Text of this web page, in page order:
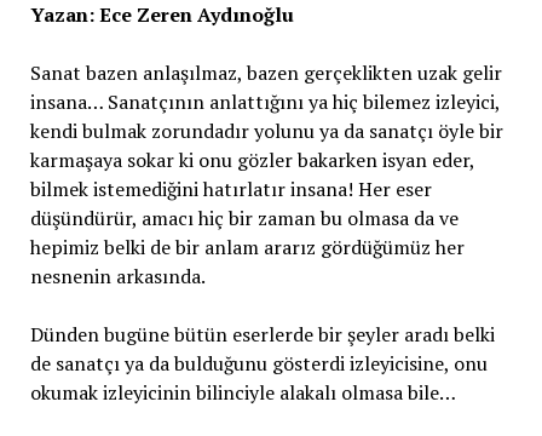
Yazan: Ece Zeren Aydınoğlu
Sanat bazen anlaşılmaz, bazen gerçeklikten uzak gelir
insana… Sanatçının anlattığını ya hiç bilemez izleyici,
kendi bulmak zorundadır yolunu ya da sanatçı öyle bir
karmaşaya sokar ki onu gözler bakarken isyan eder,
bilmek istemediğini hatırlatır insana! Her eser
düşündürür, amacı hiç bir zaman bu olmasa da ve
hepimiz belki de bir anlam ararız gördüğümüz her
nesnenin arkasında.
Dünden bugüne bütün eserlerde bir şeyler aradı belki
de sanatçı ya da bulduğunu gösterdi izleyicisine, onu
okumak izleyicinin bilinciyle alakalı olmasa bile…